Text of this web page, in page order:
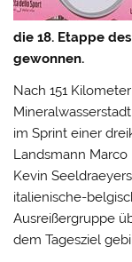
die 18. Etappe
gewonnen.
Nach 151
im Sprint einer
Landsmann
Kevin
italienische-
Ausreißergruppe
dem Tagesziel